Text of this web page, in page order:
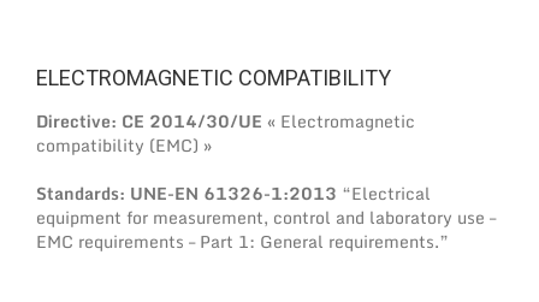
ELECTROMAGNETIC COMPATIBILITY
Directive: CE 2014/30/UE « Electromagnetic
compatibility (EMC) »
Standards: UNE-EN 61326-1:2013 “Electrical
equipment for measurement, control and laboratory use –
EMC requirements – Part 1: General requirements.”